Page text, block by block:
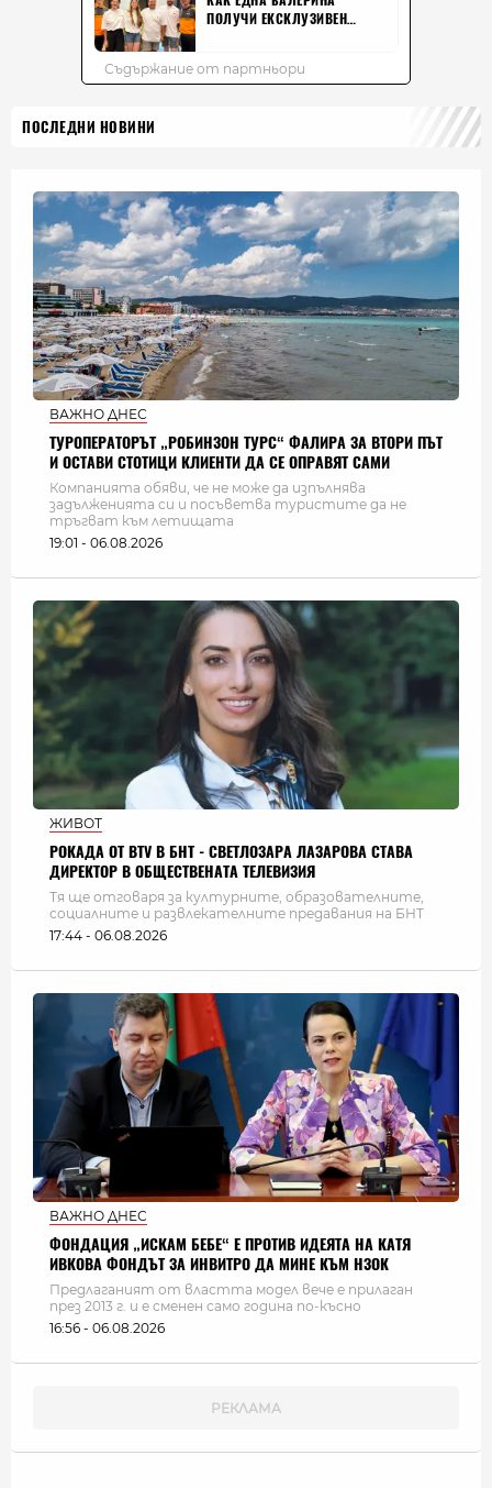
ПОСЛЕДНИ НОВИНИ
ВАЖНО ДНЕС
ТУРОПЕРАТОРЪТ „РОБИНЗОН ТУРС“ ФАЛИРА ЗА ВТОРИ ПЪТ
И ОСТАВИ СТОТИЦИ КЛИЕНТИ ДА СЕ ОПРАВЯТ САМИ
Компанията обяви, че не може да изпълнява
задълженията си и посъветва туристите да не
тръгват към летищата
19:01 - 06.08.2026
ЖИВОТ
РОКАДА ОТ BTV В БНТ - СВЕТЛОЗАРА ЛАЗАРОВА СТАВА
ДИРЕКТОР В ОБЩЕСТВЕНАТА ТЕЛЕВИЗИЯ
Тя ще отговаря за културните, образователните,
социалните и развлекателните предавания на БНТ
17:44 - 06.08.2026
ВАЖНО ДНЕС
ФОНДАЦИЯ „ИСКАМ БЕБЕ“ Е ПРОТИВ ИДЕЯТА НА КАТЯ
ИВКОВА ФОНДЪТ ЗА ИНВИТРО ДА МИНЕ КЪМ НЗОК
Предлаганият от властта модел вече е прилаган
през 2013 г. и е сменен само година по-късно
16:56 - 06.08.2026